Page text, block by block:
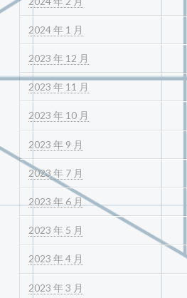
2024 年 1 月
2023 年 12 月
2023 年 11 月
2023 年 10 月
2023 年 9 月
2023 年 7 月
2023 年 6 月
2023 年 5 月
2023 年 4 月
2023 年 3 月